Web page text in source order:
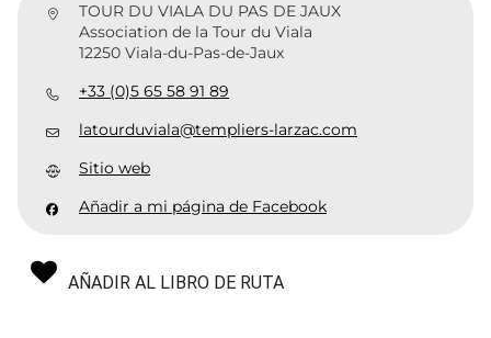
TOUR DU VIALA DU PAS DE JAUX
Association de la Tour du Viala
12250 Viala-du-Pas-de-Jaux
+33 (0)5 65 58 91 89
latourduviala@templiers-larzac.com
Sitio web
Añadir a mi página de Facebook
AÑADIR AL LIBRO DE RUTA